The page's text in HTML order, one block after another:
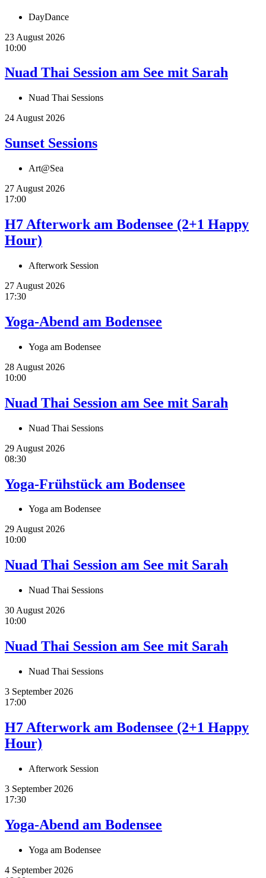
DayDance
23 August 2026
10:00
Nuad Thai Session am See mit Sarah
Nuad Thai Sessions
24 August 2026
Sunset Sessions
Art@Sea
27 August 2026
17:00
H7 Afterwork am Bodensee (2+1 Happy
Hour)
Afterwork Session
27 August 2026
17:30
Yoga-Abend am Bodensee
Yoga am Bodensee
28 August 2026
10:00
Nuad Thai Session am See mit Sarah
Nuad Thai Sessions
29 August 2026
08:30
Yoga-Frühstück am Bodensee
Yoga am Bodensee
29 August 2026
10:00
Nuad Thai Session am See mit Sarah
Nuad Thai Sessions
30 August 2026
10:00
Nuad Thai Session am See mit Sarah
Nuad Thai Sessions
3 September 2026
17:00
H7 Afterwork am Bodensee (2+1 Happy
Hour)
Afterwork Session
3 September 2026
17:30
Yoga-Abend am Bodensee
Yoga am Bodensee
4 September 2026